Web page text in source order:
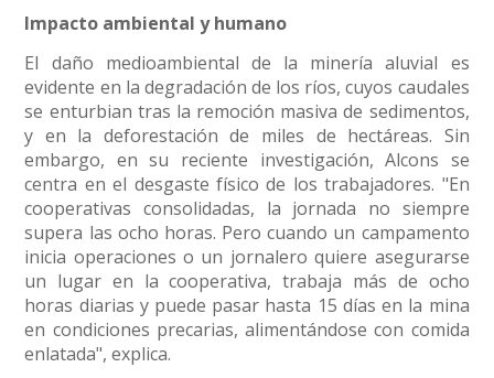
Impacto ambiental y humano
El daño medioambiental de la minería aluvial es
evidente en la degradación de los ríos, cuyos caudales
se enturbian tras la remoción masiva de sedimentos,
y en la deforestación de miles de hectáreas. Sin
embargo, en su reciente investigación, Alcons se
centra en el desgaste físico de los trabajadores. "En
cooperativas consolidadas, la jornada no siempre
supera las ocho horas. Pero cuando un campamento
inicia operaciones o un jornalero quiere asegurarse
un lugar en la cooperativa, trabaja más de ocho
horas diarias y puede pasar hasta 15 días en la mina
en condiciones precarias, alimentándose con comida
enlatada", explica.